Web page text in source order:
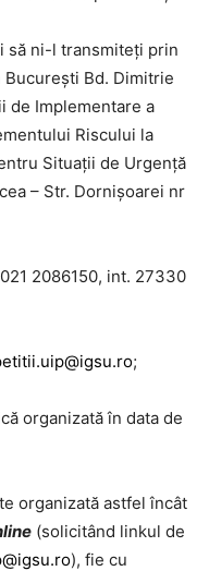
să ni-l transmiteți prin
București Bd. Dimitrie
de Implementare a
Riscului la
Situații de Urgență
– Str. Dornișoarei nr
2086150, int. 27330
;
organizată în data de
organizată astfel încât
(solicitând linkul de
), fie cu